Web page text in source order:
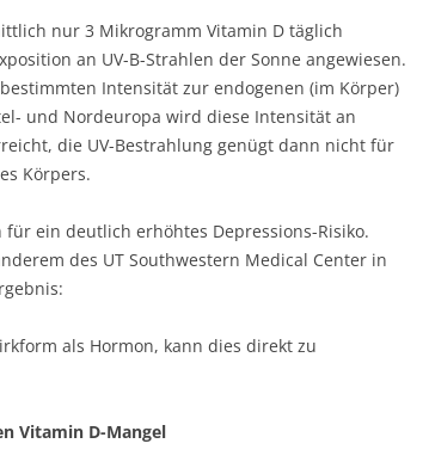
nur 3 Mikrogramm Vitamin D täglich
an UV-B-Strahlen der Sonne angewiesen.
Intensität zur endogenen (im Körper)
und Nordeuropa wird diese Intensität an
die UV-Bestrahlung genügt dann nicht für
Körpers.
ein deutlich erhöhtes Depressions-Risiko.
des UT Southwestern Medical Center in
als Hormon, kann dies direkt zu
Vitamin D-Mangel